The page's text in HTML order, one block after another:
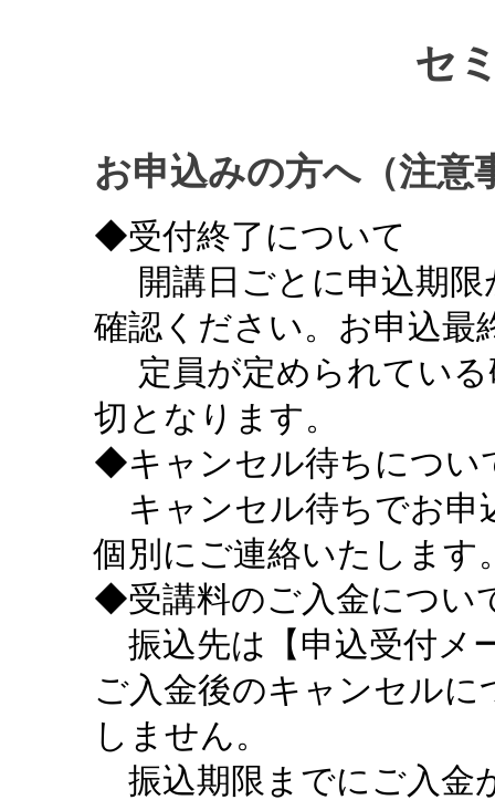
セ
お申込みの方へ（注意
◆受付終了について
開講日ごとに申込期限
確認ください。お申込最
定員が定められている
切となります。
◆キャンセル待ちについ
キャンセル待ちでお申
個別にご連絡いたします
◆受講料のご入金につい
振込先は【申込受付メ
ご入金後のキャンセル
しません。
振込期限までにご入金